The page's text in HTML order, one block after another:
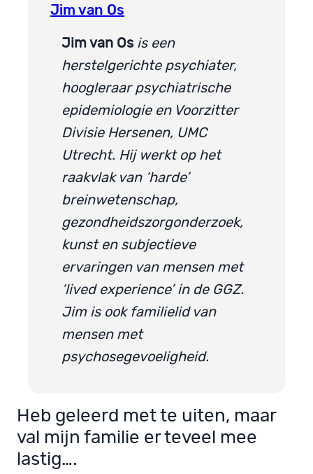
Jim van Os
Jim van Os is een
herstelgerichte psychiater,
hoogleraar psychiatrische
epidemiologie en Voorzitter
Divisie Hersenen, UMC
Utrecht. Hij werkt op het
raakvlak van ‘harde’
breinwetenschap,
gezondheidszorgonderzoek,
kunst en subjectieve
ervaringen van mensen met
‘lived experience’ in de GGZ.
Jim is ook familielid van
mensen met
psychosegevoeligheid.
Heb geleerd met te uiten, maar
val mijn familie er teveel mee
lastig….